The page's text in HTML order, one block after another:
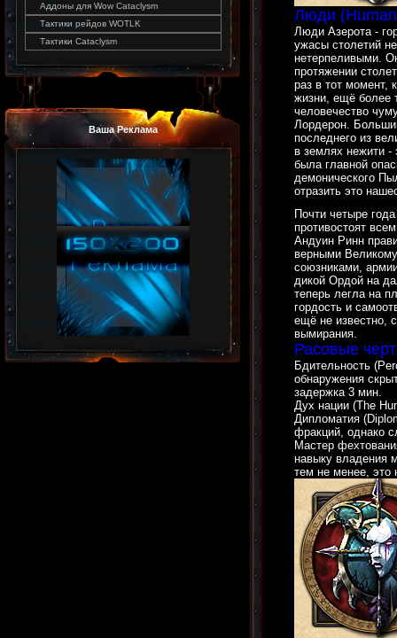
Аддоны для Wow Cataclysm
Тактики рейдов WOTLK
Тактики Cataclysm
Ваша Реклама
Люди
Люди Азерота -
ужасы столетий
нетерпеливыми.
протяжении
раз в тот момент,
жизни, ещё более
человечество
Лордерон.
последнего из
в землях нежити
была главной
демонического
отразить это
Почти четыре
противостоят
Андуин Ринн
верными
союзниками,
дикой Ордой на
теперь легла на
гордость и
ещё не известно,
вымирания.
Расовые
Бдительность
обнаружения
задержка 3 мин.
Дух нации (The
Дипломатия
фракций, однако
Мастер
навыку владения
тем не менее, это